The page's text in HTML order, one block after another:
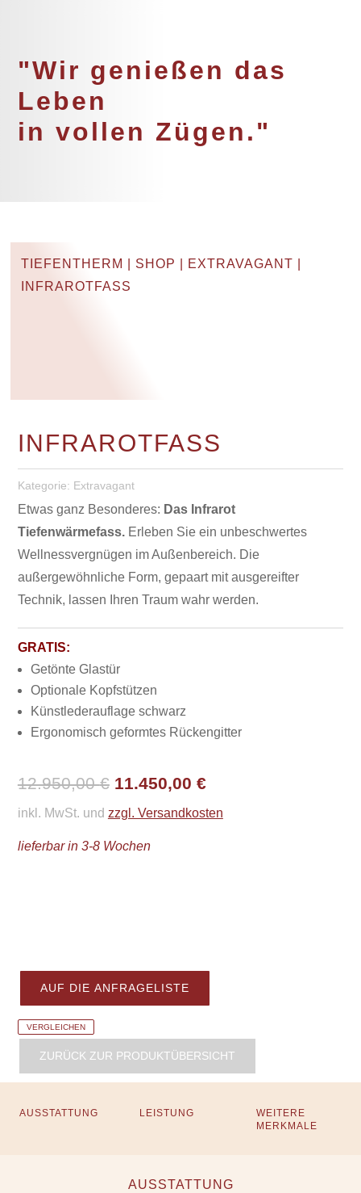
"Wir genießen das
Leben
in vollen Zügen."
TIEFENTHERM SHOP EXTRAVAGANT
INFRAROTFASS
INFRAROTFASS
Kategorie: Extravagant
Etwas ganz Besonderes: Das Infrarot
Tiefenwärmefass.Erleben Sie ein unbeschwertes
Wellnessvergnügen im Außenbereich. Die
außergewöhnliche Form, gepaart mit ausgereifter
Technik, lassen Ihren Traum wahr werden.
GRATIS:
Getönte Glastür
Optionale Kopfstützen
Künstlederauflage schwarz
Ergonomisch geformtes Rückengitter
12.950,00€ Ursprünglicher
Preis
12.950,00 €
11.450,00 €Aktueller
Preis
inkl. MwSt. und zzgl. Versandkosten
lieferbar in 3-8 Wochen
AUF DIE ANFRAGELISTE
VERGLEICHEN
ZURÜCK ZUR PRODUKTÜBERSICHT
AUSSTATTUNG LEISTUNG
WEITERE
MERKMALE
AUSSTATTUNG